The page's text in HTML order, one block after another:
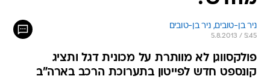
ניר בן-טובים, ניר בן-טובים
5.8.2013 / 5:45
פולקסווגן לא מוותרת על מכונית דגל ותציג
קונספט חדש לפייטון בתערוכת הרכב בארה"ב